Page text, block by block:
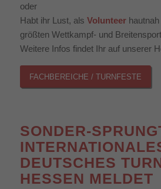
oder
Habt ihr Lust, als Volunteerhautnah
größten Wettkampf- und
Weitere Infos findet Ihr auf unserer
FACHBEREICHE / TURNFESTE
SONDER-
DEUTSCHES
HESSEN MELDET